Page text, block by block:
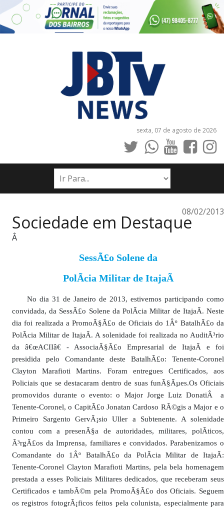
sexta, 07 de agosto de 2026
INÍCIO
NOTÍCIAS
PUBLICAÇÕES LEGAIS
08/02/2013
Sociedade em Destaque
Â
SessÃ£o Solene da
PolÃ­cia Militar de ItajaÃ­
No dia 31 de Janeiro de 2013, estivemos participando como
convidada, da SessÃ£o Solene da PolÃ­cia Militar de ItajaÃ­. Neste
dia foi realizada a PromoÃ§Ã£o de Oficiais do 1Âº BatalhÃ£o da
PolÃ­cia Militar de ItajaÃ­. A solenidade foi realizada no AuditÃ³rio
da â€œACIIâ€ - AssociaÃ§Ã£o Empresarial de ItajaÃ­ e foi
presidida pelo Comandante deste BatalhÃ£o: Tenente-Coronel
Clayton Marafioti Martins. Foram entregues Certificados, aos
Policiais que se destacaram dentro de suas funÃ§Ãµes.Os Oficiais
promovidos durante o evento: o Major Jorge Luiz DonatiÂ a
Tenente-Coronel, o CapitÃ£o Jonatan Cardoso RÃ©gis a Major e o
Primeiro Sargento GervÃ¡sio Uller a Subtenente. A solenidade
contou com a presenÃ§a de autoridades, militares, polÃ­ticos,
Ã³rgÃ£os da Imprensa, familiares e convidados. Parabenizamos o
Comandante do 1Âº BatalhÃ£o da PolÃ­cia Militar de ItajaÃ­:
Tenente-Coronel Clayton Marafioti Martins, pela bela homenagem
prestada a esses Policiais Militares dedicados, que receberam seus
Certificados e tambÃ©m pela PromoÃ§Ã£o dos Oficiais. Seguem
os registros fotogrÃ¡ficos feitos pela colunista, especialmente para